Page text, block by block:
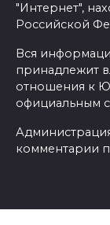
"Интернет",
Российской
Вся
принадлежит
отношения к
официальным
Администрация
комментарии